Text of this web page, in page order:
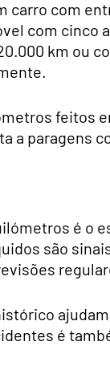
carro com
com cinco
km ou
feitos
a paragens
é o
são
é